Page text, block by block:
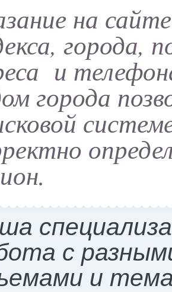
на сайте
города,
и
города
с
и